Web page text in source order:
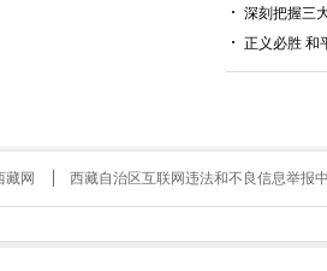
深刻把握三
正义必胜
藏网 西藏自治区互联网违法和不良信息举报